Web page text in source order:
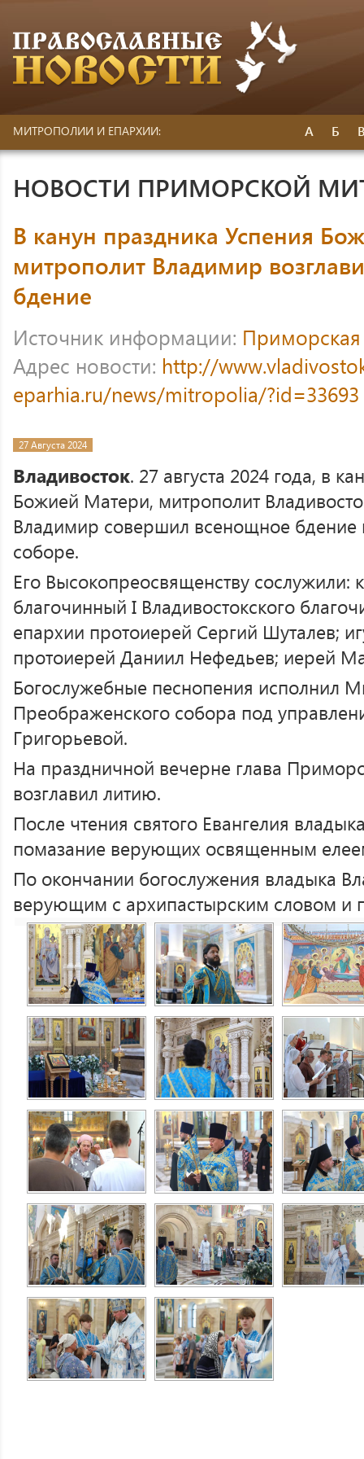
МИТРОПОЛИИ И ЕПАРХИИ: А Б
НОВОСТИ ПРИМОРСКОЙ
В канун праздника Успения
митрополит Владимир
бдение
Источник информации:
Адрес новости: http://
eparhia.ru/news/mitropolia/?id=33693
27 Августа 2024
Владивосток. 27 августа 2024 года, в
Божией Матери, митрополит
Владимир совершил всенощное
соборе.
Его Высокопреосвященству сослужили:
благочинный I Владивостокского
епархии протоиерей Сергий Шуталев;
протоиерей Даниил Нефедьев; иерей
Богослужебные песнопения исполнил
Преображенского собора под
Григорьевой.
На праздничной вечерне глава
возглавил литию.
После чтения святого Евангелия
помазание верующих освященным
По окончании богослужения владыка
верующим с архипастырским словом и